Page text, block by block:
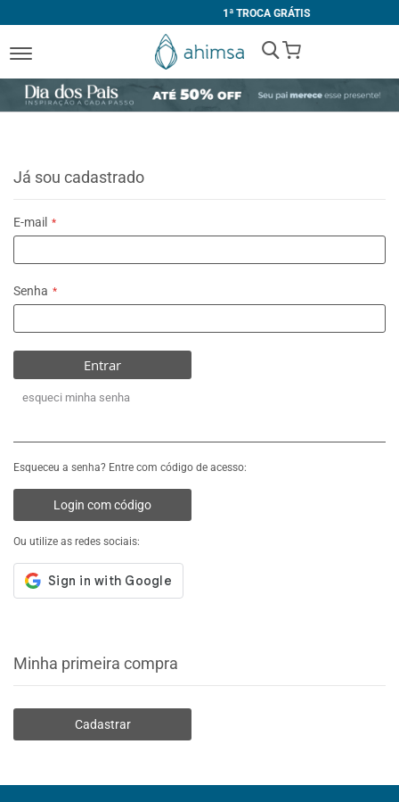
1ª TROCA GRÁTIS
My Cart
Já sou cadastrado
E-mail
Senha
Entrar
esqueci minha senha
Esqueceu a senha? Entre com código de acesso:
Login com código
Ou utilize as redes sociais:
Minha primeira compra
Cadastrar